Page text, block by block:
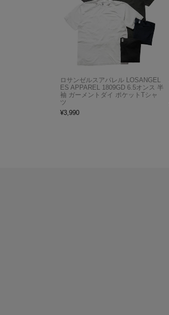
ロサンゼルスアパレル LOSANGEL
ES APPAREL 1809GD 6.5オンス 半
袖 ガーメントダイ ポケットTシャ
ツ
¥3,990